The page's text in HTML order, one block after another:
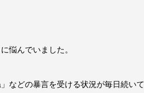
悩んでいました。
などの暴言を受ける状況が毎日続いて